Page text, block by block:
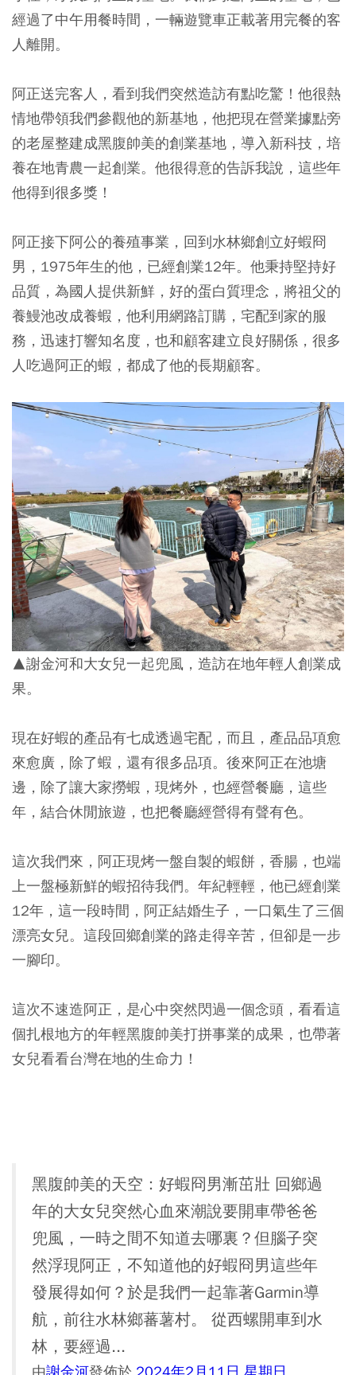
經過了中午用餐時間，一輛遊覽車正載著用完餐的客
人離開。
阿正送完客人，看到我們突然造訪有點吃驚！他很熱
情地帶領我們參觀他的新基地，他把現在營業據點旁
的老屋整建成黑腹帥美的創業基地，導入新科技，培
養在地青農一起創業。他很得意的告訴我說，這些年
他得到很多獎！
阿正接下阿公的養殖事業，回到水林鄉創立好蝦冏
男，1975年生的他，已經創業12年。他秉持堅持好
品質，為國人提供新鮮，好的蛋白質理念，將祖父的
養鰻池改成養蝦，他利用網路訂購，宅配到家的服
務，迅速打響知名度，也和顧客建立良好關係，很多
人吃過阿正的蝦，都成了他的長期顧客。
▲謝金河和大女兒一起兜風，造訪在地年輕人創業成
果。
現在好蝦的產品有七成透過宅配，而且，產品品項愈
來愈廣，除了蝦，還有很多品項。後來阿正在池塘
邊，除了讓大家撈蝦，現烤外，也經營餐廳，這些
年，結合休閒旅遊，也把餐廳經營得有聲有色。
這次我們來，阿正現烤一盤自製的蝦餅，香腸，也端
上一盤極新鮮的蝦招待我們。年紀輕輕，他已經創業
12年，這一段時間，阿正結婚生子，一口氣生了三個
漂亮女兒。這段回鄉創業的路走得辛苦，但卻是一步
一腳印。
這次不速造阿正，是心中突然閃過一個念頭，看看這
個扎根地方的年輕黑腹帥美打拼事業的成果，也帶著
女兒看看台灣在地的生命力！
黑腹帥美的天空：好蝦冏男漸茁壯 回鄉過
年的大女兒突然心血來潮說要開車帶爸爸
兜風，一時之間不知道去哪裏？但腦子突
然浮現阿正，不知道他的好蝦冏男這些年
發展得如何？於是我們一起靠著Garmin導
航，前往水林鄉蕃薯村。 從西螺開車到水
林，要經過...